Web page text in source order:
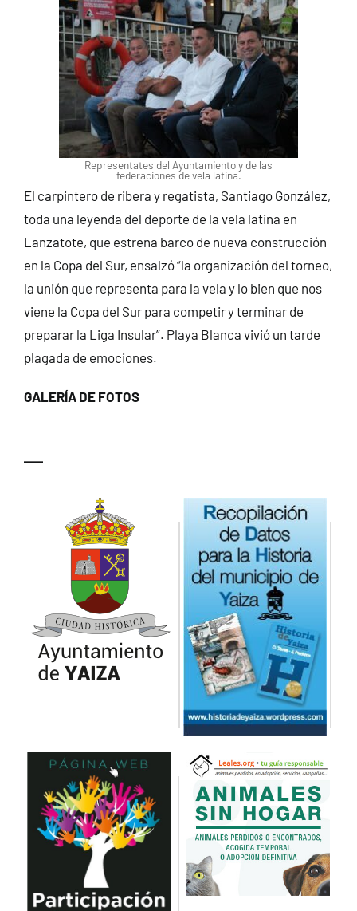
Representates del Ayuntamiento y de las
federaciones de vela latina.
El carpintero de ribera y regatista, Santiago González,
toda una leyenda del deporte de la vela latina en
Lanzatote, que estrena barco de nueva construcción
en la Copa del Sur, ensalzó “la organización del torneo,
la unión que representa para la vela y lo bien que nos
viene la Copa del Sur para competir y terminar de
preparar la Liga Insular”. Playa Blanca vivió un tarde
plagada de emociones.
GALERÍA DE FOTOS
—